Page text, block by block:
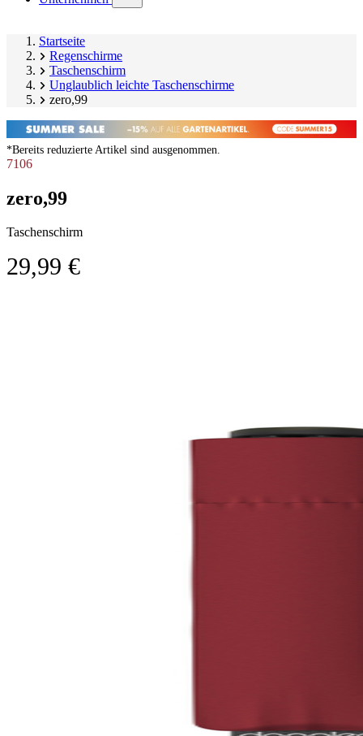
submenu)
Startseite
Regenschirme
Taschenschirm
Unglaublich leichte Taschenschirme
zero,99
*Bereits reduzierte Artikel sind ausgenommen.
7106
zero,99
Taschenschirm
29,99 €